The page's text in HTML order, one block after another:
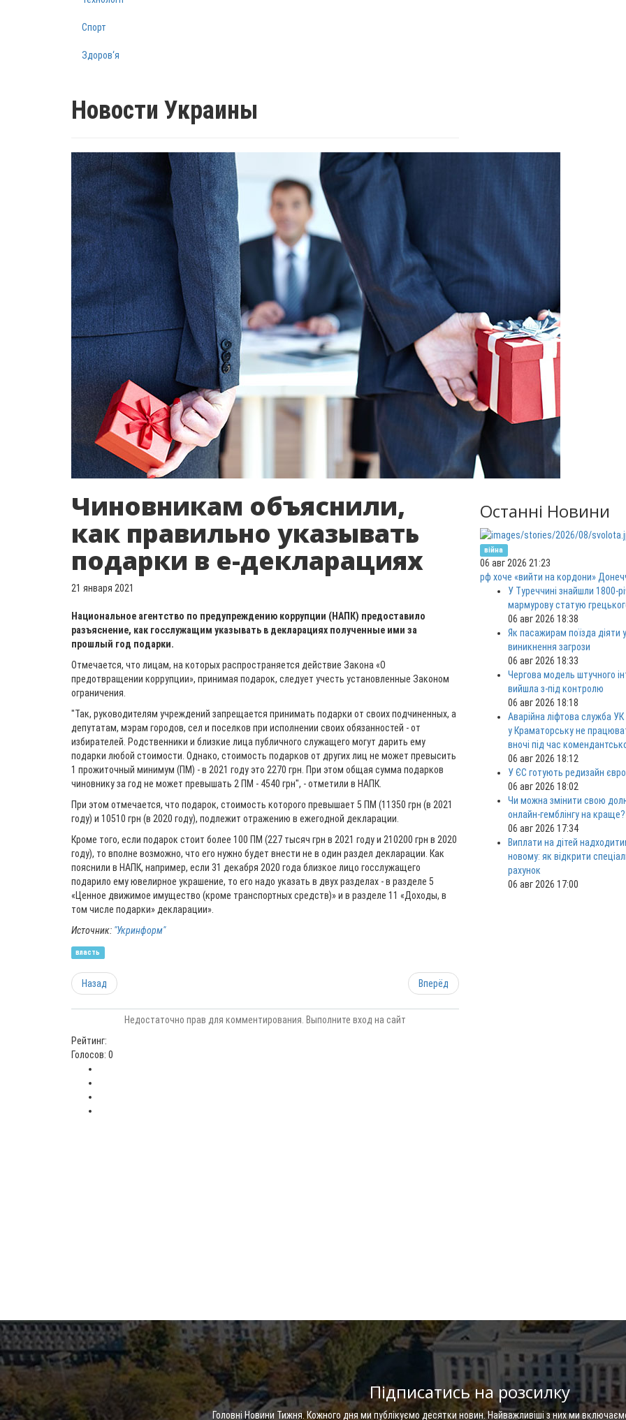
Спорт
Здоров‘я
Новости Украины
Чиновникам объяснили,
как правильно указывать
подарки в е-декларациях
21 января 2021
Национальное агентство по предупреждению коррупции (НАПК) предоставило
разъяснение, как госслужащим указывать в декларациях полученные ими за
прошлый год подарки.
Отмечается, что лицам, на которых распространяется действие Закона «О
предотвращении коррупции», принимая подарок, следует учесть установленные Законом
ограничения.
"Так, руководителям учреждений запрещается принимать подарки от своих подчиненных, а
депутатам, мэрам городов, сел и поселков при исполнении своих обязанностей - от
избирателей. Родственники и близкие лица публичного служащего могут дарить ему
подарки любой стоимости. Однако, стоимость подарков от других лиц не может превысить
1 прожиточный минимум (ПМ) - в 2021 году это 2270 грн. При этом общая сумма подарков
чиновнику за год не может превышать 2 ПМ - 4540 грн", - отметили в НАПК.
При этом отмечается, что подарок, стоимость которого превышает 5 ПМ (11350 грн (в 2021
году) и 10510 грн (в 2020 году), подлежит отражению в ежегодной декларации.
Кроме того, если подарок стоит более 100 ПМ (227 тысяч грн в 2021 году и 210200 грн в 2020
году), то вполне возможно, что его нужно будет внести не в один раздел декларации. Как
пояснили в НАПК, например, если 31 декабря 2020 года близкое лицо госслужащего
подарило ему ювелирное украшение, то его надо указать в двух разделах - в разделе 5
«Ценное движимое имущество (кроме транспортных средств)» и в разделе 11 «Доходы, в
том числе подарки» декларации».
Источник: "Укринформ"
власть
Назад Вперёд
Недостаточно прав для комментирования. Выполните вход на сайт
Рейтинг:
Голосов: 0
Останні Новини
війна
06 авг 2026 21:23
рф хоче «вийти на кордони»
У Туреччині знайшли 1800-
мармурову статую
06 авг 2026 18:38
Як пасажирам поїзда діяти у
виникнення загрози
06 авг 2026 18:33
Чергова модель штучного
вийшла з-під контролю
06 авг 2026 18:18
Аварійна ліфтова служба УК
у Краматорську не
вночі під час
06 авг 2026 18:12
У ЄС готують редизайн євро
06 авг 2026 18:02
Чи можна змінити свою
онлайн-гемблінгу на краще?
06 авг 2026 17:34
Виплати на дітей
новому: як відкрити
рахунок
06 авг 2026 17:00
Підписатись на розсилку
Головні Новини Тижня. Кожного дня ми публікуємо десятки новин. Найважливіші з них ми